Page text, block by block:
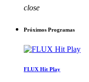
close
Próximos Programas
FLUX Hit Play